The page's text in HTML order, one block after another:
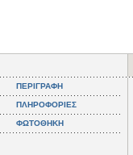
ΠΕΡΙΓΡΑΦΗ
ΠΛΗΡΟΦΟΡΙΕΣ
ΦΩΤΟΘΗΚΗ